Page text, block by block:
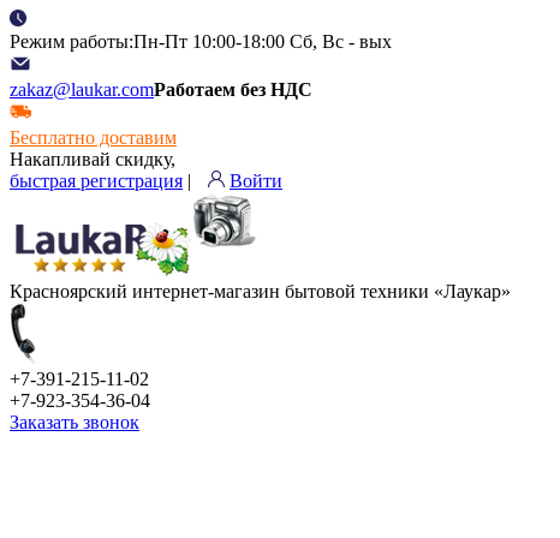
Режим работы:Пн-Пт 10:00-18:00 Сб, Вс - вых
zakaz@laukar.comРаботаем без НДС
Бесплатно доставим
Накапливай скидку,
быстрая регистрация | Войти
Красноярский интернет-магазин бытовой техники «Лаукар»
+7-391-215-11-02
+7-923-354-36-04
Заказать звонок